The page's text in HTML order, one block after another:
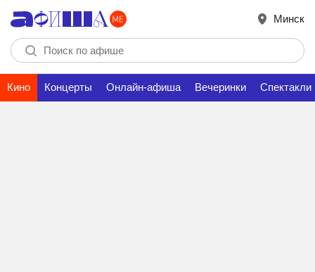
Минск
Кино Концерты Онлайн-афиша Вечеринки Спектакли